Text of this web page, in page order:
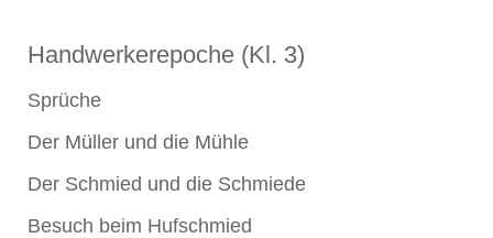
Handwerkerepoche (Kl. 3)
Sprüche
Der Müller und die Mühle
Der Schmied und die Schmiede
Besuch beim Hufschmied